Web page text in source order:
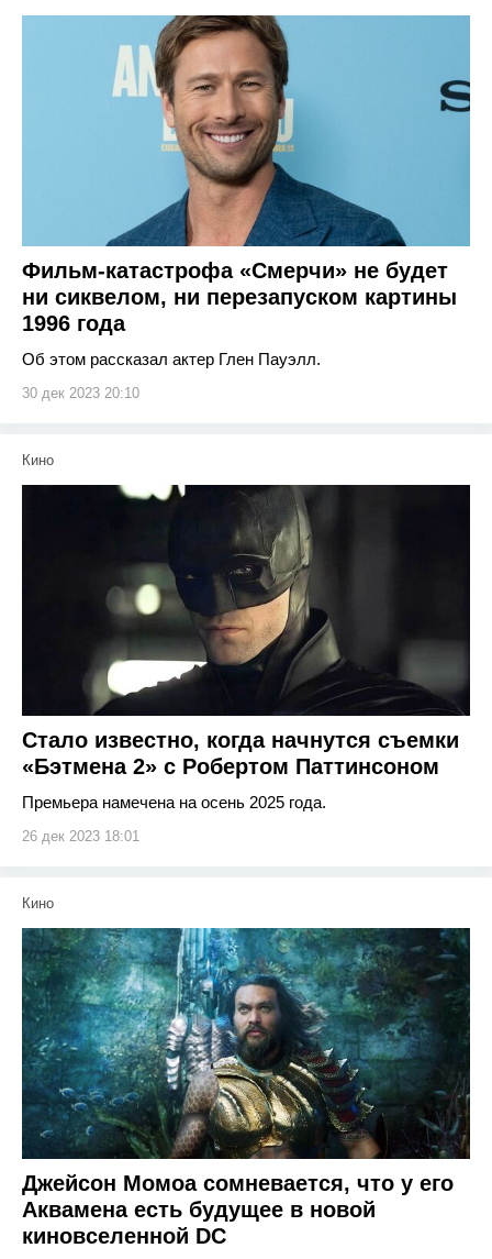
Фильм-катастрофа «Смерчи» не будет
ни сиквелом, ни перезапуском картины
1996 года
Об этом рассказал актер Глен Пауэлл.
30 дек 2023 20:10
Кино
Стало известно, когда начнутся съемки
«Бэтмена 2» с Робертом Паттинсоном
Премьера намечена на осень 2025 года.
26 дек 2023 18:01
Кино
Джейсон Момоа сомневается, что у его
Аквамена есть будущее в новой
киновселенной DC